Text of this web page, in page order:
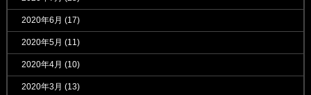
2020年6月 (17)
2020年5月 (11)
2020年4月 (10)
2020年3月 (13)